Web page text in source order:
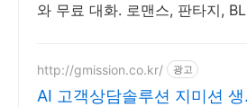
와 무료 대화. 로맨스, 판타지, BL
http://gmission.co.kr/ 광고
AI 고객상담솔루션 지미션 생